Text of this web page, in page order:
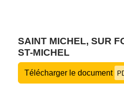
SAINT MICHEL, SUR
ST-MICHEL
Télécharger le document